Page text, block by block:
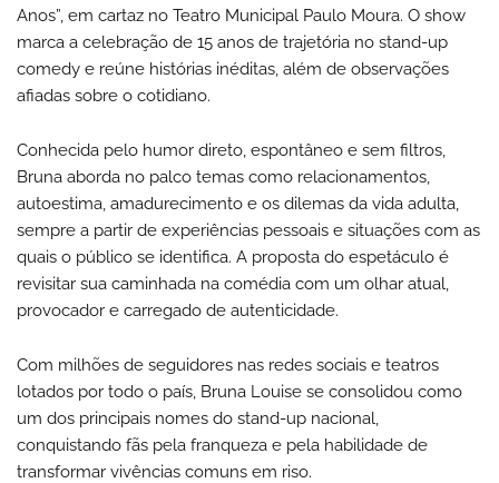
Anos”, em cartaz no Teatro Municipal Paulo Moura. O show
marca a celebração de 15 anos de trajetória no stand-up
comedy e reúne histórias inéditas, além de observações
afiadas sobre o cotidiano.
Conhecida pelo humor direto, espontâneo e sem filtros,
Bruna aborda no palco temas como relacionamentos,
autoestima, amadurecimento e os dilemas da vida adulta,
sempre a partir de experiências pessoais e situações com as
quais o público se identifica. A proposta do espetáculo é
revisitar sua caminhada na comédia com um olhar atual,
provocador e carregado de autenticidade.
Com milhões de seguidores nas redes sociais e teatros
lotados por todo o país, Bruna Louise se consolidou como
um dos principais nomes do stand-up nacional,
conquistando fãs pela franqueza e pela habilidade de
transformar vivências comuns em riso.